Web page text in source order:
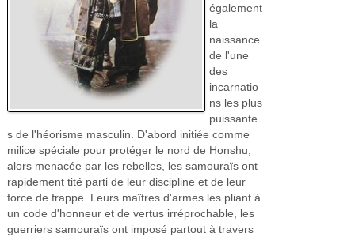
également
la
naissance
de l'une
des
incarnatio
ns les plus
puissante
s de l'héorisme masculin. D'abord initiée comme
milice spéciale pour protéger le nord de Honshu,
alors menacée par les rebelles, les samouraïs ont
rapidement tité parti de leur discipline et de leur
force de frappe. Leurs maîtres d'armes les pliant à
un code d'honneur et de vertus irréprochable, les
guerriers samouraïs ont imposé partout à travers